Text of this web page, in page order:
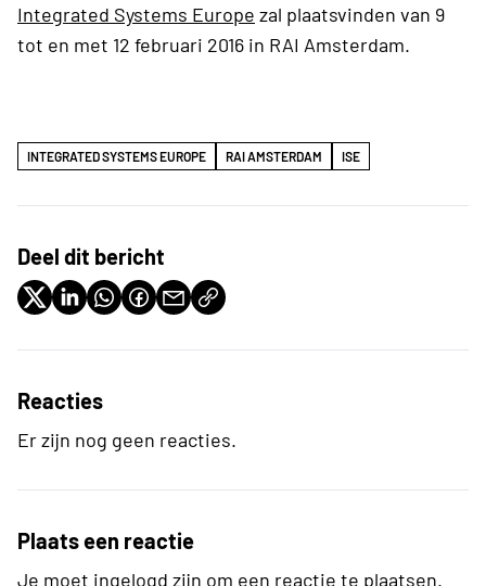
Integrated Systems Europe zal plaatsvinden van 9
tot en met 12 februari 2016 in RAI Amsterdam.
INTEGRATED SYSTEMS EUROPE RAI AMSTERDAM ISE
Deel dit bericht
Reacties
Er zijn nog geen reacties.
Plaats een reactie
Je moet ingelogd zijn om een reactie te plaatsen.